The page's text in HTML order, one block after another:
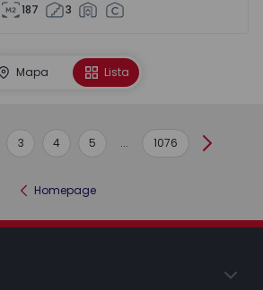
187 3
Mapa Lista
3 4 5 ... 1076
Homepage